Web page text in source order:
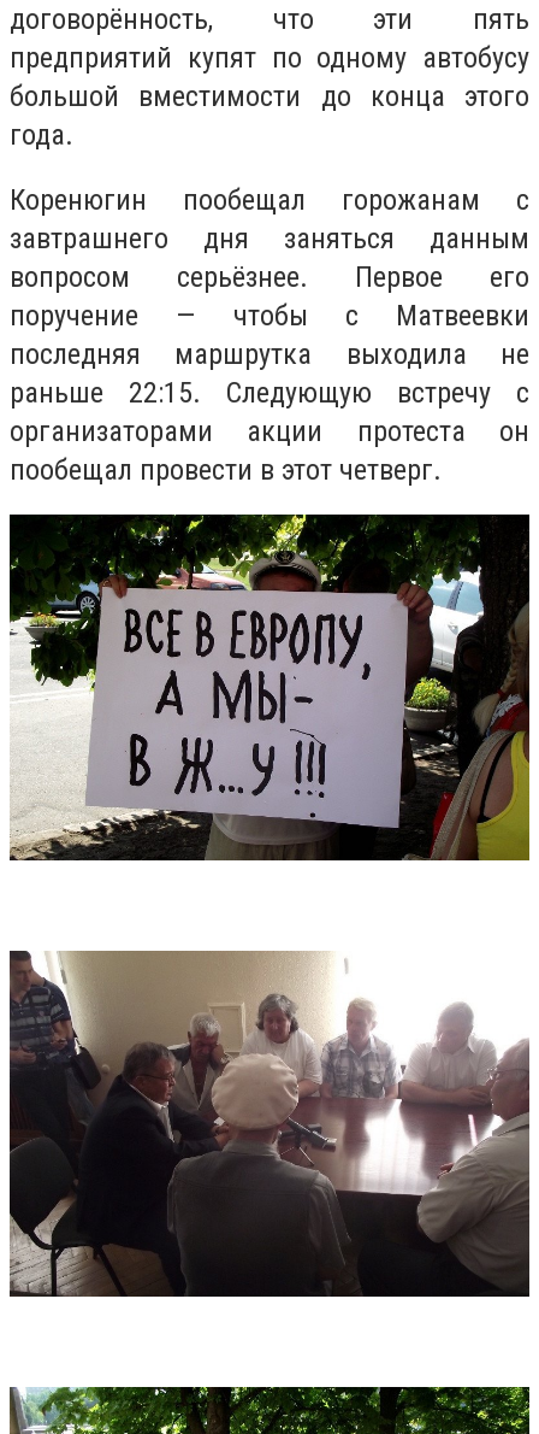
договорённость, что эти пять
предприятий купят по одному автобусу
большой вместимости до конца этого
года.
Коренюгин пообещал горожанам с
завтрашнего дня заняться данным
вопросом серьёзнее. Первое его
поручение — чтобы с Матвеевки
последняя маршрутка выходила не
раньше 22:15. Следующую встречу с
организаторами акции протеста он
пообещал провести в этот четверг.